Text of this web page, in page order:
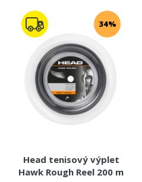
34%
Head tenisový výplet
Hawk Rough Reel 200 m